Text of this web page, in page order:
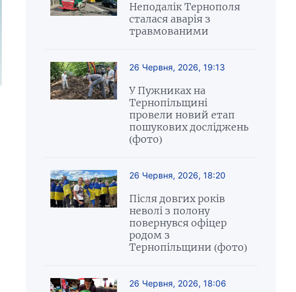
Неподалік Тернополя
сталася аварія з
травмованими
26 Червня, 2026, 19:13
У Пужниках на
Тернопільщині
провели новий етап
пошукових досліджень
(фото)
26 Червня, 2026, 18:20
Після довгих років
неволі з полону
повернувся офіцер
родом з
Тернопільщини (фото)
26 Червня, 2026, 18:06